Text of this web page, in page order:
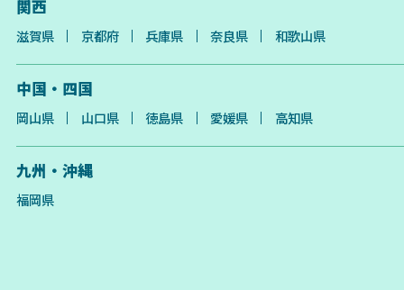
関西
滋賀県 京都府 兵庫県 奈良県 和歌山県
中国・四国
岡山県 山口県 徳島県 愛媛県 高知県
九州・沖縄
福岡県